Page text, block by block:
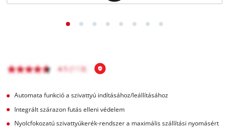
Automata funkció a szivattyú indításához/leállításához
Integrált szárazon futás elleni védelem
Nyolcfokozatú szivattyúkerék-rendszer a maximális szállítási nyomásért